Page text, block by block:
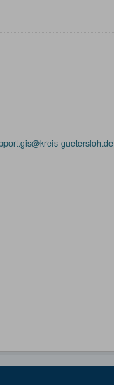
guetersloh.de